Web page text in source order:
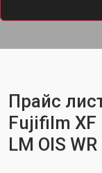
Прайс
Fujifilm
LM OIS WR